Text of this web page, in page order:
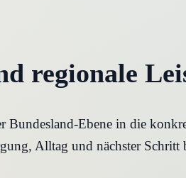
regionale
Bundesland-Ebene in die
Alltag und nächster Schritt